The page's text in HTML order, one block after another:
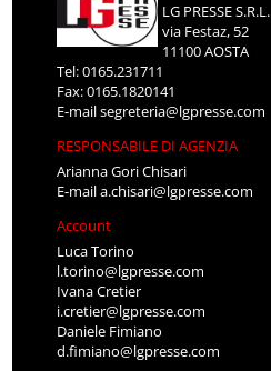
LG PRESSE S.R.L.
via Festaz, 52
11100 AOSTA
Tel: 0165.231711
Fax: 0165.1820141
E-mailsegreteria@lgpresse.com
RESPONSABILE DI AGENZIA
Arianna Gori Chisari
E-maila.chisari@lgpresse.com
Account
Luca Torino
l.torino@lgpresse.com
Ivana Cretier
i.cretier@lgpresse.com
Daniele Fimiano
d.fimiano@lgpresse.com